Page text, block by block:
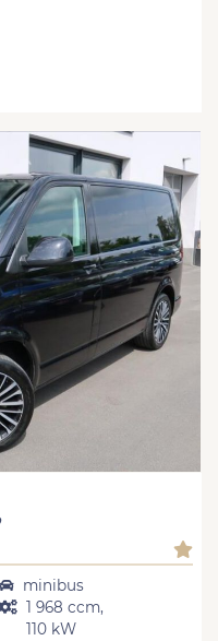
minibus
1 968 ccm,
110 kW